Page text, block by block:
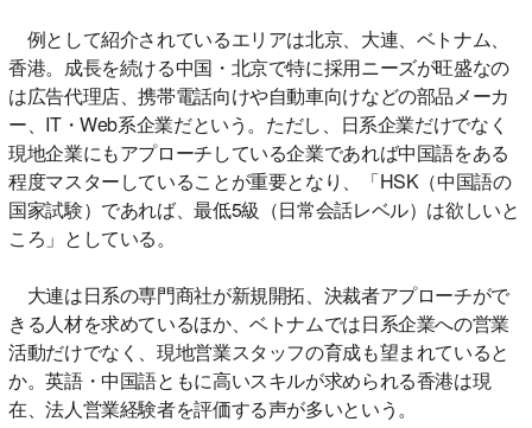
例として紹介されているエリアは北京、大連、ベトナム、
香港。成長を続ける中国・北京で特に採用ニーズが旺盛なの
は広告代理店、携帯電話向けや自動車向けなどの部品メーカ
ー、IT・Web系企業だという。ただし、日系企業だけでなく
現地企業にもアプローチしている企業であれば中国語をある
程度マスターしていることが重要となり、「HSK（中国語の
国家試験）であれば、最低5級（日常会話レベル）は欲しいと
ころ」としている。
大連は日系の専門商社が新規開拓、決裁者アプローチがで
きる人材を求めているほか、ベトナムでは日系企業への営業
活動だけでなく、現地営業スタッフの育成も望まれていると
か。英語・中国語ともに高いスキルが求められる香港は現
在、法人営業経験者を評価する声が多いという。